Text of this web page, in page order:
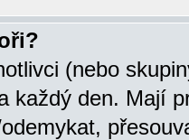
(nebo
každý den. Mají